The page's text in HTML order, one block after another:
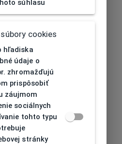
súhlasu
cookies
hľadiska
údaje o
zhromažďujú
prispôsobiť
záujmom
sociálnych
tohto typu
stránky